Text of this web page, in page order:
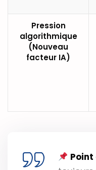
Pression
algorithmique
(Nouveau
facteur IA)
Point